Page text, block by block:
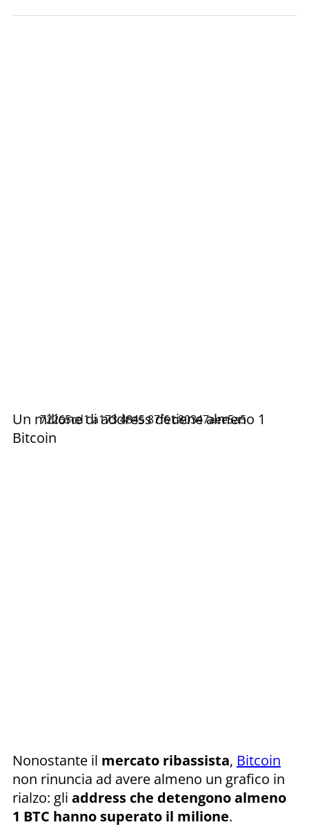
72265cd1 a173 4845 87f6 c80347aee5a5
Un milione di address detiene almeno 1
Bitcoin
Nonostante il mercato ribassista, Bitcoin
non rinuncia ad avere almeno un grafico in
rialzo: gli address che detengono almeno
1 BTC hanno superato il milione.